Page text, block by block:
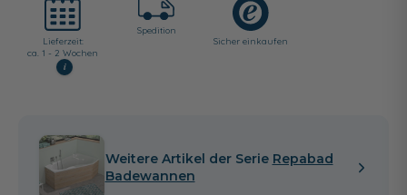
Lieferzeit:
ca. 1 - 2 Wochen
i
Spedition
Sicher einkaufen
Weitere Artikel der Serie Repabad
Badewannen